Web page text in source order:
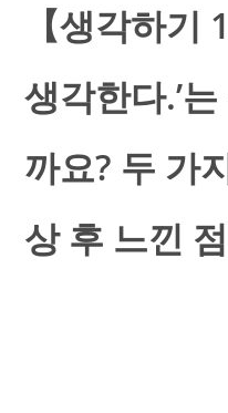
【생각하기
생각한다.’
까요? 두 가
상 후 느낀